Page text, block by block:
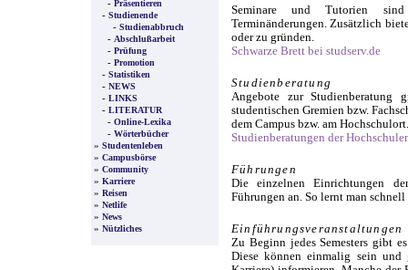
- Präsentieren
- Studienende
- Studienabbruch
- Abschlußarbeit
- Prüfung
- Promotion
- Statistiken
- NEWS
- LINKS
- LITERATUR
- Online-Lexika
- Wörterbücher
» Studentenleben
» Campusbörse
» Community
» Karriere
» Reisen
» Netlife
» News
» Nützliches
Seminare und Tutorien
Terminänderungen. Zusätzlich
oder zu gründen.
Schwarze Brett bei studserv.de
Studienberatung
Angebote zur
studentischen Gremien bzw.
dem Campus bzw. am Hochschulort.
Studienberatungen der
Führungen
Die einzelnen Einrichtungen
Führungen an. So lernt man
Einführungsveranstaltungen
Zu Beginn jedes Semesters gibt
Diese können einmalig sein und